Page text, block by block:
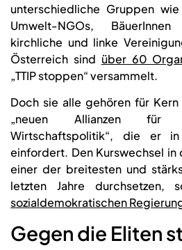
unterschiedliche Gruppen
Umwelt-NGOs,
kirchliche und linke
Österreich sind über 60
„TTIP stoppen“ versammelt.
Doch sie alle gehören für
„neuen Allianzen für
Wirtschaftspolitik“, die er
einfordert. Den Kurswechsel in
einer der breitesten und
letzten Jahre durchsetzen,
sozialdemokratischen
Gegen die Eliten